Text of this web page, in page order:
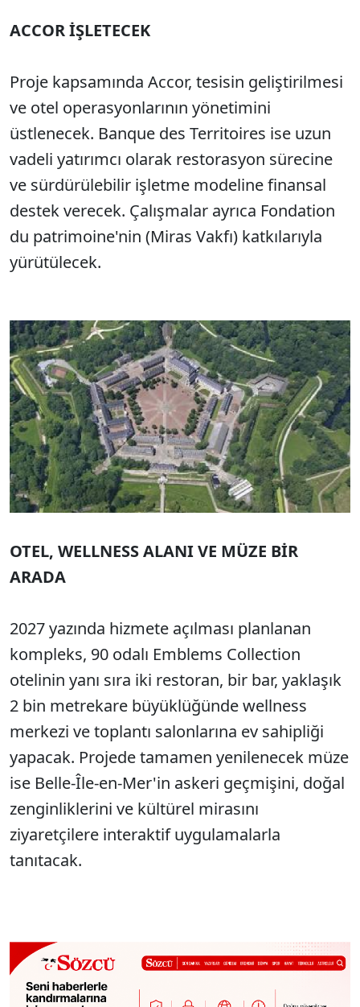
ACCOR İŞLETECEK
Proje kapsamında Accor, tesisin geliştirilmesi
ve otel operasyonlarının yönetimini
üstlenecek. Banque des Territoires ise uzun
vadeli yatırımcı olarak restorasyon sürecine
ve sürdürülebilir işletme modeline finansal
destek verecek. Çalışmalar ayrıca Fondation
du patrimoine'nin (Miras Vakfı) katkılarıyla
yürütülecek.
OTEL, WELLNESS ALANI VE MÜZE BİR
ARADA
2027 yazında hizmete açılması planlanan
kompleks, 90 odalı Emblems Collection
otelinin yanı sıra iki restoran, bir bar, yaklaşık
2 bin metrekare büyüklüğünde wellness
merkezi ve toplantı salonlarına ev sahipliği
yapacak. Projede tamamen yenilenecek müze
ise Belle-Île-en-Mer'in askeri geçmişini, doğal
zenginliklerini ve kültürel mirasını
ziyaretçilere interaktif uygulamalarla
tanıtacak.